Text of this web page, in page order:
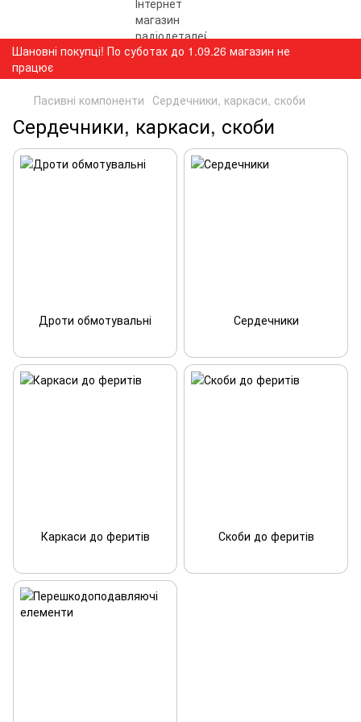
Шановні покупці! По суботах до 1.09.26 магазин не
працює
Пасивні компоненти Сердечники, каркаси, скоби
Сердечники, каркаси, скоби
Дроти обмотувальні Сердечники
Каркаси до феритів Скоби до феритів